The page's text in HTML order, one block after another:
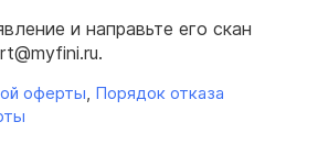
и направьте его скан
оферты, Порядок отказа